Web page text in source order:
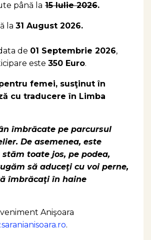
până la 15 Iulie 2026.
la 31 August 2026.
de 01 Septembrie 2026,
este 350 Euro.
femei, susţinut în
cu traducere în Limba
îmbrăcate pe parcursul
De asemenea, este
toate jos, pe podea,
să aduceţi cu voi perne,
îmbrăcaţi în haine
Anişoara
.